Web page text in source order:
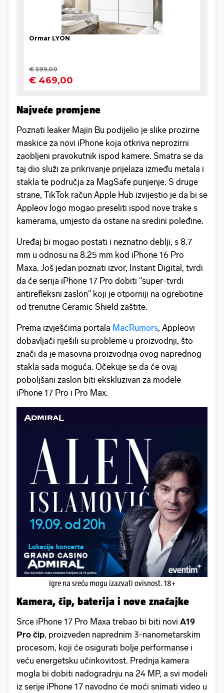
Najveće promjene
Poznati leaker Majin Bu podijelio je slike prozirne
maskice za novi iPhone koja otkriva neprozirni
zaobljeni pravokutnik ispod kamere. Smatra se da
taj dio služi za prikrivanje prijelaza između metala i
stakla te područja za MagSafe punjenje. S druge
strane, TikTok račun Apple Hub izvijestio je da bi se
Appleov logo mogao preseliti ispod nove trake s
kamerama, umjesto da ostane na sredini poleđine.
Uređaj bi mogao postati i neznatno deblji, s 8.7
mm u odnosu na 8.25 mm kod iPhone 16 Pro
Maxa. Još jedan poznati izvor, Instant Digital, tvrdi
da će serija iPhone 17 Pro dobiti "super-tvrdi
antirefleksni zaslon" koji je otporniji na ogrebotine
od trenutne Ceramic Shield zaštite.
Prema izvješćima portala MacRumors, Appleovi
dobavljači riješili su probleme u proizvodnji, što
znači da je masovna proizvodnja ovog naprednog
stakla sada moguća. Očekuje se da će ovaj
poboljšani zaslon biti ekskluzivan za modele
iPhone 17 Pro i Pro Max.
Igre na sreću mogu izazvati ovisnost. 18+
Kamera, čip, baterija i nove značajke
Srce iPhone 17 Pro Maxa trebao bi biti novi A19
Pro čip, proizveden naprednim 3-nanometarskim
procesom, koji će osigurati bolje performanse i
veću energetsku učinkovitost. Prednja kamera
mogla bi dobiti nadogradnju na 24 MP, a svi modeli
iz serije iPhone 17 navodno će moći snimati video u